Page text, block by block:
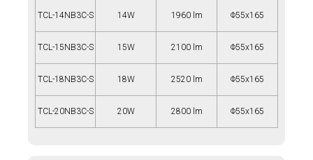
TCL-14NB3C-S 14W 1960 lm Φ55x165
TCL-15NB3C-S 15W 2100 lm Φ55x165
TCL-18NB3C-S 18W 2520 lm Φ55x165
TCL-20NB3C-S 20W 2800 lm Φ55x165